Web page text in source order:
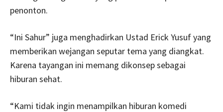
penonton.
“Ini Sahur” juga menghadirkan Ustad Erick Yusuf yang
memberikan wejangan seputar tema yang diangkat.
Karena tayangan ini memang dikonsep sebagai
hiburan sehat.
“Kami tidak ingin menampilkan hiburan komedi